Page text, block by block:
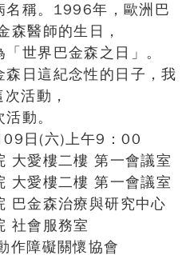
名稱。1996年，歐洲巴
森醫師的生日，
世界巴金森之日」。
日這紀念性的日子，我
活動，
動。
日(六)上午9：00
大愛樓二樓 第一會議室
大愛樓二樓 第一會議室
巴金森治療與研究中心
社會服務室
礙關懷協會